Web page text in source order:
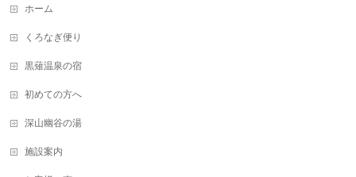
ホーム
くろなぎ便り
黒薙温泉の宿
初めての方へ
深山幽谷の湯
施設案内